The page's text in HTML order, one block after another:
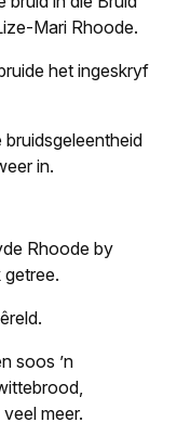
Mari Rhoode.
het ingeskryf
bruidsgeleentheid
in.
Rhoode by
getree.
soos ’n
meer.